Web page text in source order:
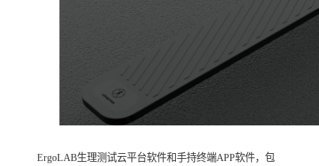
ErgoLAB生理测试云平台软件和手持终端APP软件，包